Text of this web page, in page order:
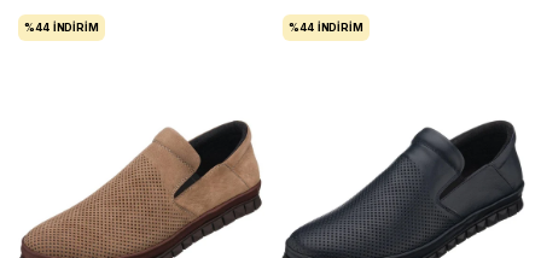
%44 İNDIRIM %44 İNDIRIM